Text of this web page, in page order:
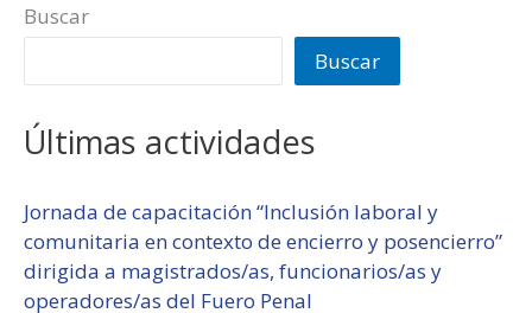
Buscar
Buscar
Últimas actividades
Jornada de capacitación “Inclusión laboral y
comunitaria en contexto de encierro y posencierro”
dirigida a magistrados/as, funcionarios/as y
operadores/as del Fuero Penal